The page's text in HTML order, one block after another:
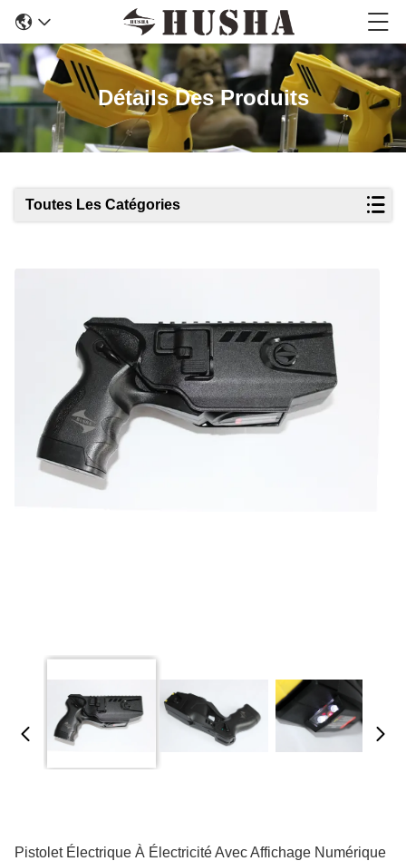
Détails Des Produits
Toutes Les Catégories
Pistolet Électrique À Électricité Avec Affichage Numérique